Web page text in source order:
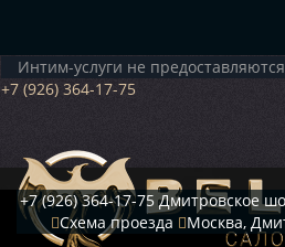
Интим-услуги не
+7 (926) 364-17-75
+7 (926) 364-17-75 Дмитровское
Схема проезда
Москва,